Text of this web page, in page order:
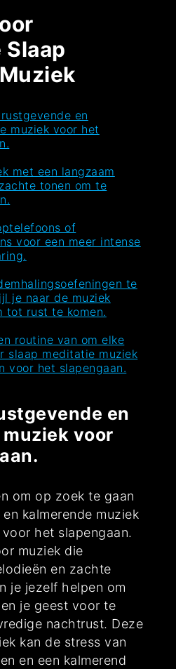
en
muziek voor het
met een langzaam
tonen om te
of
voor een meer intense
te
je naar de muziek
tot rust te komen.
routine van om elke
slaap meditatie muziek
voor het slapengaan.
en
voor
om op zoek te gaan
kalmerende muziek
het slapengaan.
muziek die
en zachte
je jezelf helpen om
je geest voor te
nachtrust. Deze
kan de stress van
en een kalmerend